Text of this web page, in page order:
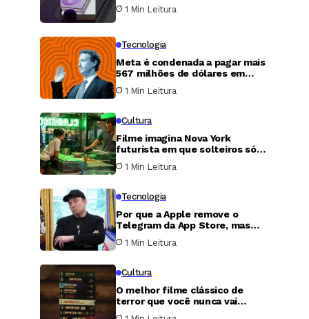
1 Min Leitura
Tecnologia
Meta é condenada a pagar mais
567 milhões de dólares em
caso de proteção infantil nos
Estados Unidos
1 Min Leitura
Cultura
Filme imagina Nova York
futurista em que solteiros só
podem transar uma única noite
por ano
1 Min Leitura
Tecnologia
Por que a Apple remove o
Telegram da App Store, mas
nunca faz o mesmo com o X?
1 Min Leitura
Cultura
O melhor filme clássico de
terror que você nunca vai
conseguir assistir